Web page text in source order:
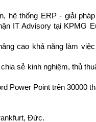
hệ thống ERP - giải
IT Advisory tại KPMG
cao khả năng làm
sẻ kinh nghiệm, thủ
Power Point trên 30000
Đức.